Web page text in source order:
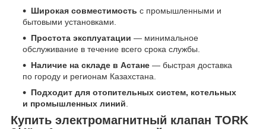
Широкая совместимость с промышленными и
бытовыми установками.
Простота эксплуатации — минимальное
обслуживание в течение всего срока службы.
Наличие на складе в Астане — быстрая доставка
по городу и регионам Казахстана.
Подходит для отопительных систем, котельных
и промышленных линий
Купить электромагнитный клапан TORK